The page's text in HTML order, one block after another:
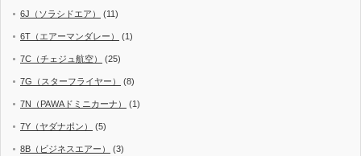
6J（ソラシドエア） (11)
6T（エアーマンダレー） (1)
7C（チェジュ航空） (25)
7G（スターフライヤー） (8)
7N（PAWAドミニカーナ） (1)
7Y（ヤダナポン） (5)
8B（ビジネスエアー） (3)